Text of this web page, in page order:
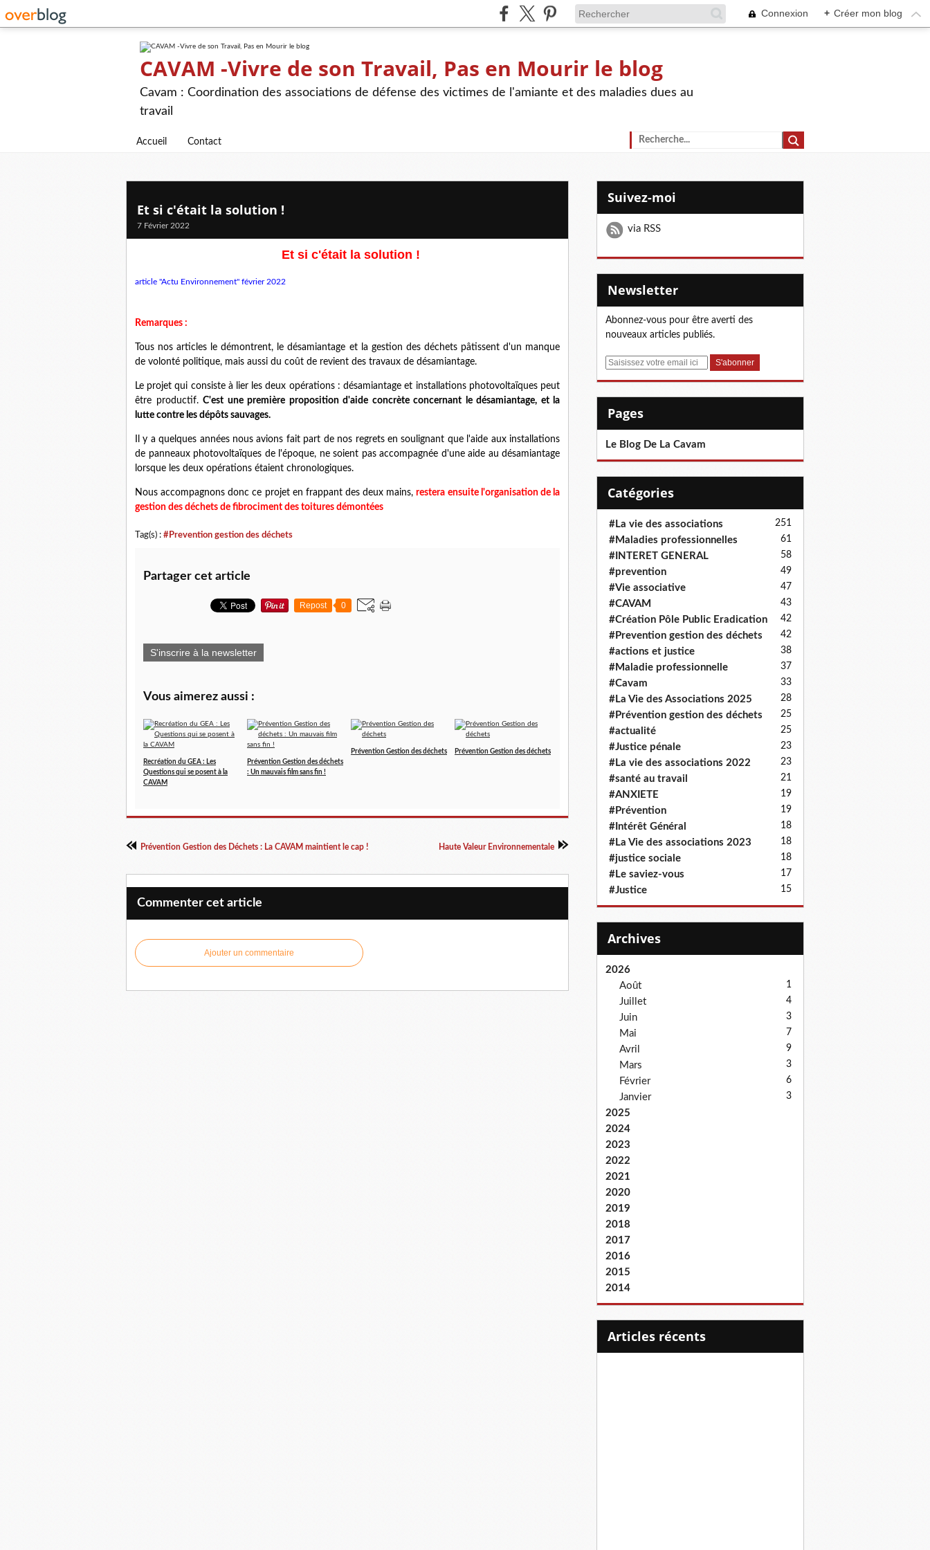
Connexion + Créer mon blog
CAVAM -Vivre de son Travail, Pas en Mourir le blog
Cavam : Coordination des associations de défense des victimes de l'amiante et des maladies dues au
travail
Accueil Contact
Et si c'était la solution !
7 Février 2022
Et si c'était la solution !
article "Actu Environnement" février 2022
Remarques :
Tous nos articles le démontrent, le désamiantage et la gestion des déchets pâtissent d'un manque
de volonté politique, mais aussi du coût de revient des travaux de désamiantage.
Le projet qui consiste à lier les deux opérations : désamiantage et installations photovoltaïques peut
être productif. C'est une première proposition d'aide concrète concernant le désamiantage, et la
lutte contre les dépôts sauvages.
Il y a quelques années nous avions fait part de nos regrets en soulignant que l'aide aux installations
de panneaux photovoltaïques de l'époque, ne soient pas accompagnée d'une aide au désamiantage
lorsque les deux opérations étaient chronologiques.
Nous accompagnons donc ce projet en frappant des deux mains,restera ensuite l'organisation de la
gestion des déchets de fibrociment des toitures démontées
Tag(s) : #Prevention gestion des déchets
Partager cet article
Repost 0
S'inscrire à la newsletter
Vous aimerez aussi :
Recréation du GEA : Les
Questions qui se posent à la
CAVAM
Prévention Gestion des déchets
: Un mauvais film sans fin !
Prévention Gestion des déchets Prévention Gestion des déchets
Prévention Gestion des Déchets : La CAVAM maintient le cap ! Haute Valeur Environnementale
Commenter cet article
Ajouter un commentaire
Suivez-moi
via RSS
Newsletter
Abonnez-vous pour être averti des
nouveaux articles publiés.
E
Pages
Le Blog De La Cavam
Catégories
#La vie des associations 251
#Maladies professionnelles 61
#INTERET GENERAL 58
#prevention 49
#Vie associative 47
#CAVAM 43
#Création Pôle Public Eradication 42
#Prevention gestion des déchets 42
#actions et justice 38
#Maladie professionnelle 37
#Cavam 33
#La Vie des Associations 2025 28
#Prévention gestion des déchets 25
#actualité 25
#Justice pénale 23
#La vie des associations 2022 23
#santé au travail 21
#ANXIETE 19
#Prévention 19
#Intérêt Général 18
#La Vie des associations 2023 18
#justice sociale 18
#Le saviez-vous 17
#Justice 15
Archives
2026
Août
1
Juillet 4
Juin 3
Mai 7
Avril 9
Mars 3
Février 6
Janvier 3
2025
2024
2023
2022
2021
2020
2019
2018
2017
2016
2015
2014
articles récents